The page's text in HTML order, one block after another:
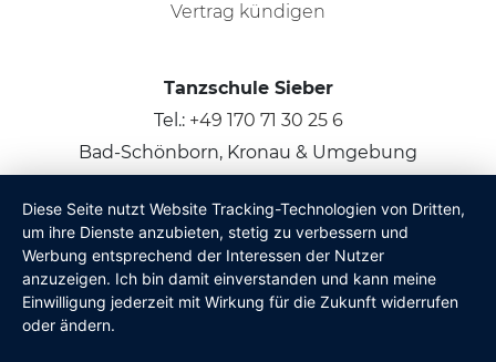
Vertrag kündigen
Tanzschule Sieber
Tel.: +49 170 71 30 25 6
Bad-Schönborn, Kronau & Umgebung
© 2026 Claus Sieber
Diese Seite nutzt Website Tracking-Technologien von Dritten,
um ihre Dienste anzubieten, stetig zu verbessern und
Werbung entsprechend der Interessen der Nutzer
anzuzeigen. Ich bin damit einverstanden und kann meine
Einwilligung jederzeit mit Wirkung für die Zukunft widerrufen
oder ändern.